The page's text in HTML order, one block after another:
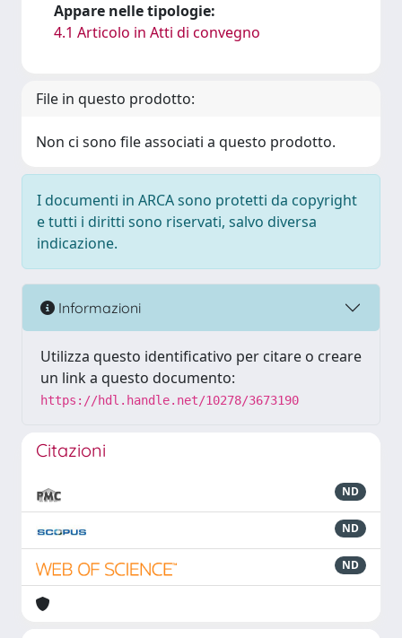
Appare nelle tipologie:
4.1 Articolo in Atti di convegno
File in questo prodotto:
Non ci sono file associati a questo prodotto.
I documenti in ARCA sono protetti da copyright
e tutti i diritti sono riservati, salvo diversa
indicazione.
Informazioni
Utilizza questo identificativo per citare o creare
un link a questo documento:
https://hdl.handle.net/10278/3673190
Citazioni
ND
ND
ND